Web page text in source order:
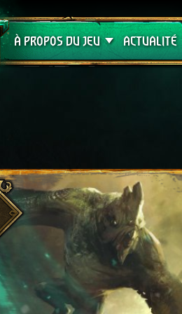
À PROPOS DU JEU
Assistance
ACTUALITÉ